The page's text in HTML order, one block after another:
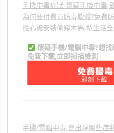
手機中毒症狀-懷疑手機中毒,
為何要付費買防毒軟體?免費
擔心被安裝偷窺木馬,私生活
懷疑手機/電腦中毒?想
免費下載,立即掃描檢測
手機/電腦中毒,會出現哪些症